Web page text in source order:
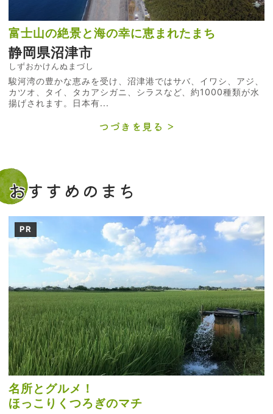
富士山の絶景と海の幸に恵まれたまち
静岡県沼津市
しずおかけんぬまづし
駿河湾の豊かな恵みを受け、沼津港ではサバ、イワシ、アジ、
カツオ、タイ、タカアシガニ、シラスなど、約1000種類が水
揚げされます。日本有...
つづきを見る
おすすめのまち
PR
名所とグルメ！
ほっこりくつろぎのマチ